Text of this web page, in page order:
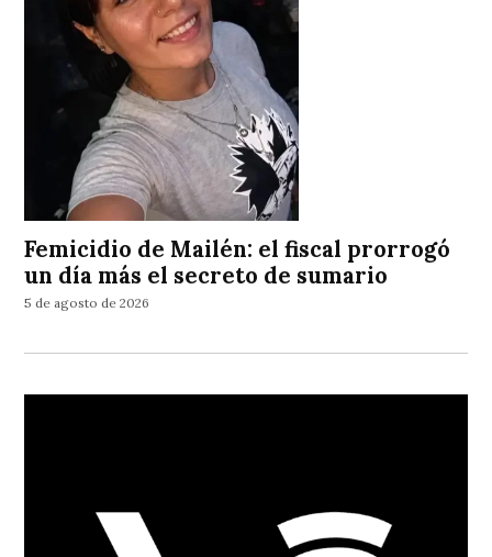
Femicidio de Mailén: el fiscal prorrogó
un día más el secreto de sumario
5 de agosto de 2026